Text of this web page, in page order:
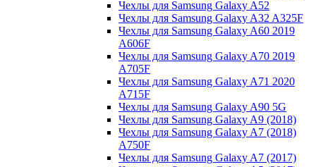
Чехлы для Samsung Galaxy A52
Чехлы для Samsung Galaxy A32 A325F
Чехлы для Samsung Galaxy A60 2019
A606F
Чехлы для Samsung Galaxy A70 2019
A705F
Чехлы для Samsung Galaxy A71 2020
A715F
Чехлы для Samsung Galaxy A90 5G
Чехлы для Samsung Galaxy A9 (2018)
Чехлы для Samsung Galaxy A7 (2018)
A750F
Чехлы для Samsung Galaxy A7 (2017)